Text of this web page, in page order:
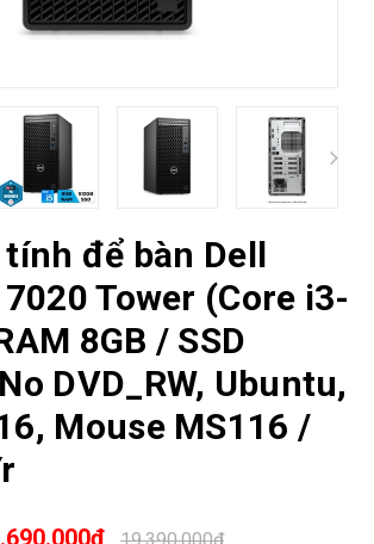
tính để bàn Dell
Tower (Core i3-
8GB / SSD
DVD_RW, Ubuntu,
Mouse MS116 /